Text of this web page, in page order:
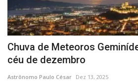
Chuva de Meteoros
céu de dezembro
Astrônomo Paulo César Dez 13, 2025